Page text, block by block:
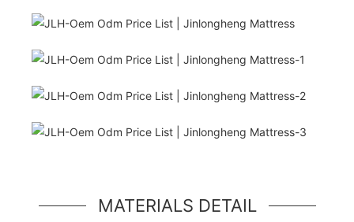
¡Hola Mundo!
MATERIALS DETAIL